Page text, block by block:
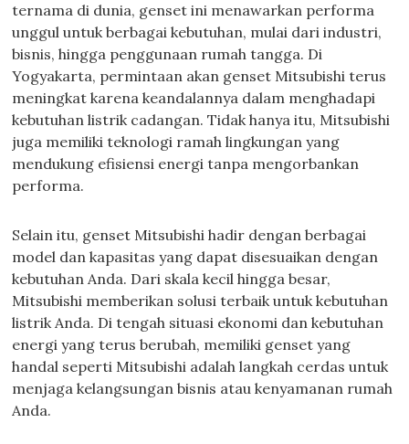
ternama di dunia, genset ini menawarkan performa
unggul untuk berbagai kebutuhan, mulai dari industri,
bisnis, hingga penggunaan rumah tangga. Di
Yogyakarta, permintaan akan genset Mitsubishi terus
meningkat karena keandalannya dalam menghadapi
kebutuhan listrik cadangan. Tidak hanya itu, Mitsubishi
juga memiliki teknologi ramah lingkungan yang
mendukung efisiensi energi tanpa mengorbankan
performa.
Selain itu, genset Mitsubishi hadir dengan berbagai
model dan kapasitas yang dapat disesuaikan dengan
kebutuhan Anda. Dari skala kecil hingga besar,
Mitsubishi memberikan solusi terbaik untuk kebutuhan
listrik Anda. Di tengah situasi ekonomi dan kebutuhan
energi yang terus berubah, memiliki genset yang
handal seperti Mitsubishi adalah langkah cerdas untuk
menjaga kelangsungan bisnis atau kenyamanan rumah
Anda.